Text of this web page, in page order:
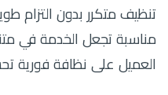
تنظيف متكرر بدون التزام
مناسبة تجعل الخدمة في
العميل على نظافة فورية